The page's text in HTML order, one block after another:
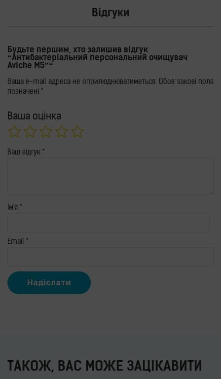
Відгуки
Будьте першим, хто залишив відгук
“Антибактеріальний персональний очищувач
Aviche M5”“
Ваша e-mail адреса не оприлюднюватиметься. Обов’язкові поля
позначені *
Ваша оцінка
Ваш відгук *
Ім'я *
Email *
ТАКОЖ, ВАС МОЖЕ ЗАЦІКАВИТИ